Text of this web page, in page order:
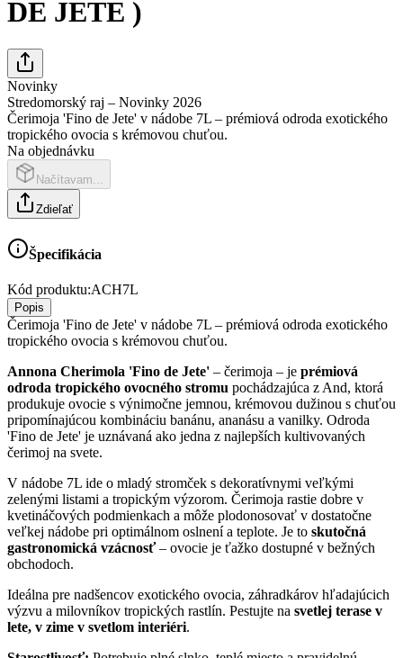
DE JETE )
Novinky
Stredomorský raj – Novinky 2026
Čerimoja 'Fino de Jete' v nádobe 7L – prémiová odroda exotického
tropického ovocia s krémovou chuťou.
Na objednávku
Načítavam...
Zdieľať
Špecifikácia
Kód produktu:ACH7L
Popis
Čerimoja 'Fino de Jete' v nádobe 7L – prémiová odroda exotického
tropického ovocia s krémovou chuťou.
Annona Cherimola 'Fino de Jete' – čerimoja – je prémiová
odroda tropického ovocného stromu pochádzajúca z And, ktorá
produkuje ovocie s výnimočne jemnou, krémovou dužinou s chuťou
pripomínajúcou kombináciu banánu, ananásu a vanilky. Odroda
'Fino de Jete' je uznávaná ako jedna z najlepších kultivovaných
čerimoj na svete.
V nádobe 7L ide o mladý stromček s dekoratívnymi veľkými
zelenými listami a tropickým výzorom. Čerimoja rastie dobre v
kvetináčových podmienkach a môže plodonosovať v dostatočne
veľkej nádobe pri optimálnom oslnení a teplote. Je to skutočná
gastronomická vzácnosť– ovocie je ťažko dostupné v bežných
obchodoch.
Ideálna pre nadšencov exotického ovocia, záhradkárov hľadajúcich
výzvu a milovníkov tropických rastlín. Pestujte na svetlej terase v
lete, v zime v svetlom interiéri.